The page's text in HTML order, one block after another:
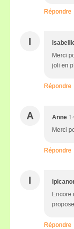
Répondre
I
Merci
joli en
Répondre
A Anne
Merci
Répondre
I
Encore
Répondre